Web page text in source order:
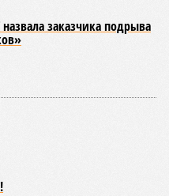
заказчика подрыва